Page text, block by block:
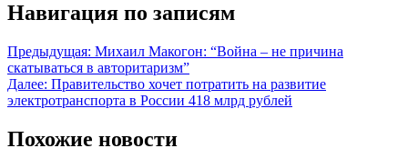
Навигация по записям
Предыдущая: Михаил Макогон: “Война – не причина
скатываться в авторитаризм”
Далее: Правительство хочет потратить на развитие
электротранспорта в России 418 млрд рублей
Похожие новости